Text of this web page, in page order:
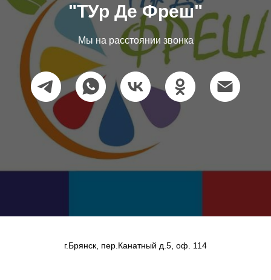
"ТУр Де Фреш"
Мы на расстоянии звонка
г.Брянск, пер.Канатный д.5, оф. 114